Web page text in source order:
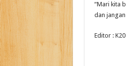
“Mari kita
dan
Editor : K20